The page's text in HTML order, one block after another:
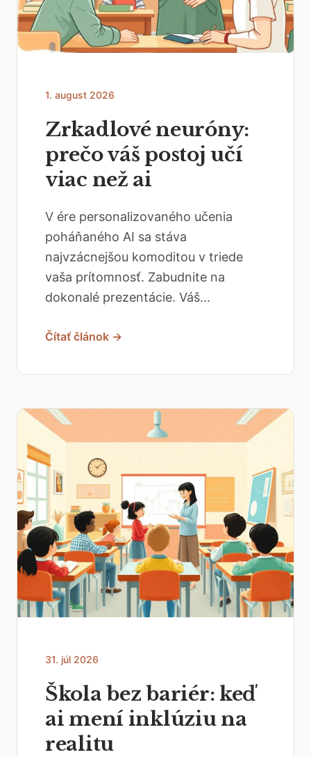
1. august 2026
Zrkadlové neuróny:
prečo váš postoj učí
viac než ai
V ére personalizovaného učenia
poháňaného AI sa stáva
najvzácnejšou komoditou v triede
vaša prítomnosť. Zabudnite na
dokonalé prezentácie. Váš...
Čítať článok →
31. júl 2026
Škola bez bariér: keď
ai mení inklúziu na
realitu